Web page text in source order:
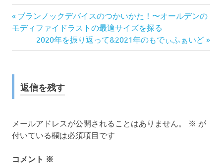
投
ビ
ゲ
ー
シ
前
の
事:
ブランノックデバイスのつかいかた！〜オールデンの
モディファイドラストの最適サイズを探る
次
の
2020年を振り返って&2021年のもでぃふぁいど
返信を残す
メールアドレスが公開されることはありません。 ※ が
付いている欄は必須項目です
コメント ※